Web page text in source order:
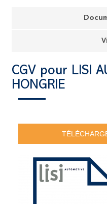
CGV pour LISI
HONGRIE